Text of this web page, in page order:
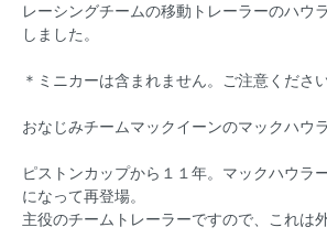
レーシングチームの移動トレーラーのハウ
しました。
＊ミニカーは含まれません。ご注意ください
おなじみチームマックイーンのマックハウ
ピストンカップから１１年。マックハウラ
になって再登場。
主役のチームトレーラーですので、これは